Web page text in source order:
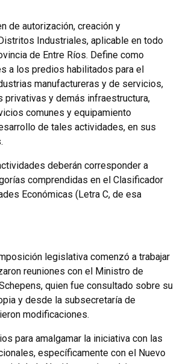
de autorización, creación y
Industriales, aplicable en todo
de Entre Ríos. Define como
a los predios habilitados para el
manufactureras y de servicios,
privativas y demás infraestructura,
comunes y equipamiento
de tales actividades, en sus
deberán corresponder a
comprendidas en el Clasificador
Económicas (Letra C, de esa
legislativa comenzó a trabajar
reuniones con el Ministro de
quien fue consultado sobre su
y desde la subsecretaría de
modificaciones.
para amalgamar la iniciativa con las
específicamente con el Nuevo